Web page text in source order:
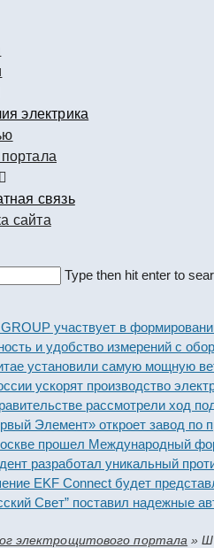
электрика
связь
сайта
Type then hit enter to
участвует в формировании
и удобство измерений с
самую мощную
ускорят производство
рассмотрели ход
Элемент» откроет завод по
прошел Международный форум
разработал уникальный
EKF Connect будет
Свет” поставил надежные
электрощитового портала »